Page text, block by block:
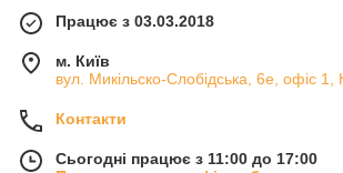
Працює з 03.03.2018
м. Київ
вул. Микільско-Слобідська, 6е, офіс 1,
Контакти
Сьогодні працює з 11:00 до 17:00